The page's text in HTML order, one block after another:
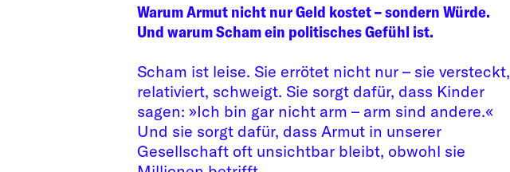
Warum Armut nicht nur Geld kostet – sondern Würde.
Und warum Scham ein politisches Gefühl ist.
Scham ist leise. Sie errötet nicht nur – sie versteckt,
relativiert, schweigt. Sie sorgt dafür, dass Kinder
sagen: »Ich bin gar nicht arm – arm sind andere.«
Und sie sorgt dafür, dass Armut in unserer
Gesellschaft oft unsichtbar bleibt, obwohl sie